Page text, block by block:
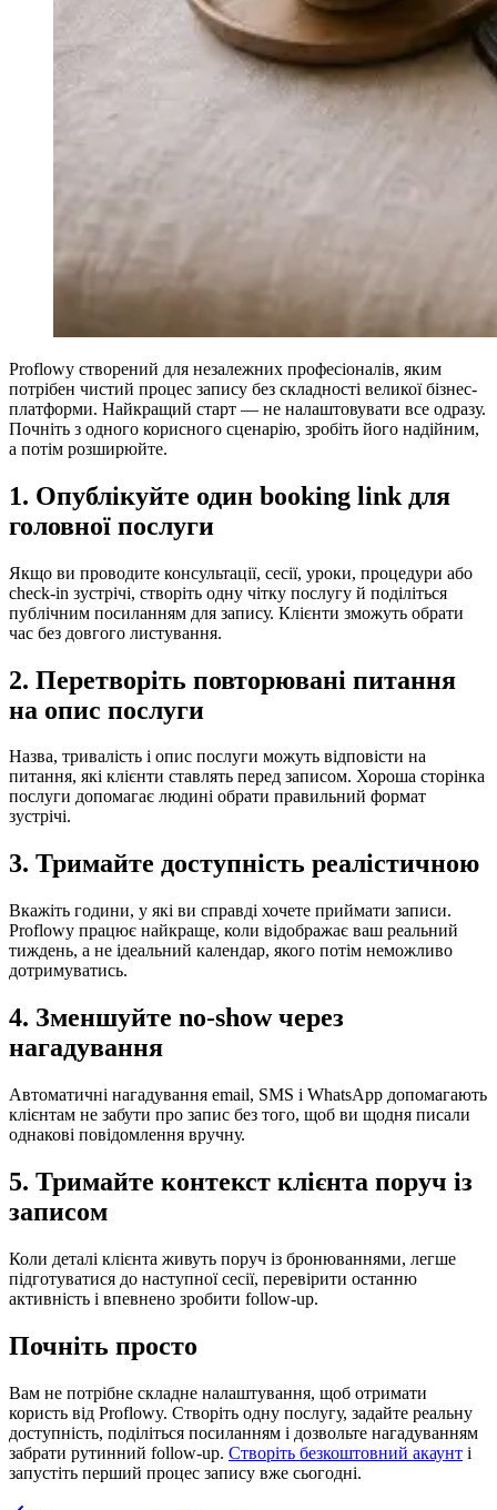
Proflowy створений для незалежних професіоналів, яким
потрібен чистий процес запису без складності великої бізнес-
платформи. Найкращий старт — не налаштовувати все одразу.
Почніть з одного корисного сценарію, зробіть його надійним,
а потім розширюйте.
1. Опублікуйте один booking link для
головної послуги
Якщо ви проводите консультації, сесії, уроки, процедури або
check-in зустрічі, створіть одну чітку послугу й поділіться
публічним посиланням для запису. Клієнти зможуть обрати
час без довгого листування.
2. Перетворіть повторювані питання
на опис послуги
Назва, тривалість і опис послуги можуть відповісти на
питання, які клієнти ставлять перед записом. Хороша сторінка
послуги допомагає людині обрати правильний формат
зустрічі.
3. Тримайте доступність реалістичною
Вкажіть години, у які ви справді хочете приймати записи.
Proflowy працює найкраще, коли відображає ваш реальний
тиждень, а не ідеальний календар, якого потім неможливо
дотримуватись.
4. Зменшуйте no-show через
нагадування
Автоматичні нагадування email, SMS і WhatsApp допомагають
клієнтам не забути про запис без того, щоб ви щодня писали
однакові повідомлення вручну.
5. Тримайте контекст клієнта поруч із
записом
Коли деталі клієнта живуть поруч із бронюваннями, легше
підготуватися до наступної сесії, перевірити останню
активність і впевнено зробити follow-up.
Почніть просто
Вам не потрібне складне налаштування, щоб отримати
користь від Proflowy. Створіть одну послугу, задайте реальну
доступність, поділіться посиланням і дозвольте нагадуванням
забрати рутинний follow-up. Створіть безкоштовний акаунт і
запустіть перший процес запису вже сьогодні.